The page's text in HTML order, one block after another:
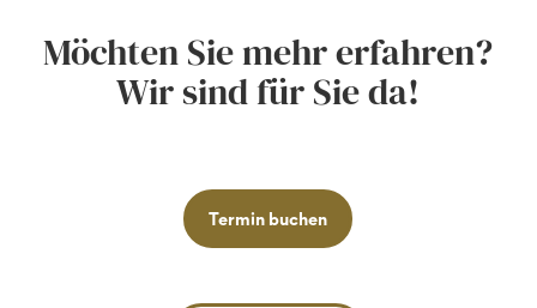
Möchten Sie mehr erfahren?
Wir sind für Sie da!
Termin buchen